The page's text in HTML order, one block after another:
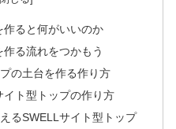
ると何がいいのか
る流れをつかもう
の土台を作る作り方
ト型トップの作り方
るSWELLサイト型トップ